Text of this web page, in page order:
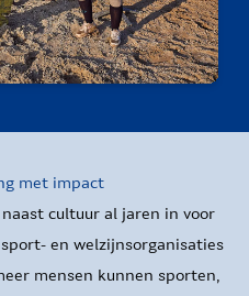
met impact
cultuur al jaren in voor
en welzijnsorganisaties
mensen kunnen sporten,